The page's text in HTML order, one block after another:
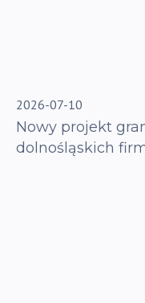
2026-07-10
Nowy projekt
dolnośląskich